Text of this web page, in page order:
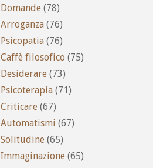
Domande (78)
Arroganza (76)
Psicopatia (76)
Caffè filosofico (75)
Desiderare (73)
Psicoterapia (71)
Criticare (67)
Automatismi (67)
Solitudine (65)
Immaginazione (65)